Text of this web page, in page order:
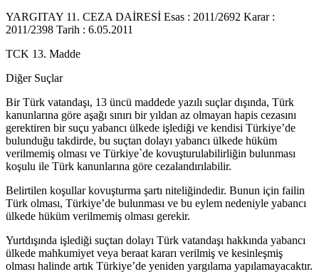
YARGITAY 11. CEZA DAİRESİ Esas : 2011/2692 Karar :
2011/2398 Tarih : 6.05.2011
TCK 13. Madde
Diğer Suçlar
Bir Türk vatandaşı, 13 üncü maddede yazılı suçlar dışında, Türk
kanunlarına göre aşağı sınırı bir yıldan az olmayan hapis cezasını
gerektiren bir suçu yabancı ülkede işlediği ve kendisi Türkiye’de
bulunduğu takdirde, bu suçtan dolayı yabancı ülkede hüküm
verilmemiş olması ve Türkiye`de kovuşturulabilirliğin bulunması
koşulu ile Türk kanunlarına göre cezalandırılabilir.
Belirtilen koşullar kovuşturma şartı niteliğindedir. Bunun için failin
Türk olması, Türkiye’de bulunması ve bu eylem nedeniyle yabancı
ülkede hüküm verilmemiş olması gerekir.
Yurtdışında işlediği suçtan dolayı Türk vatandaşı hakkında yabancı
ülkede mahkumiyet veya beraat kararı verilmiş ve kesinleşmiş
olması halinde artık Türkiye’de yeniden yargılama yapılamayacaktır.